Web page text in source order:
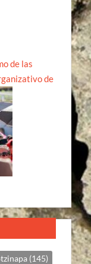
de las
de
(145)